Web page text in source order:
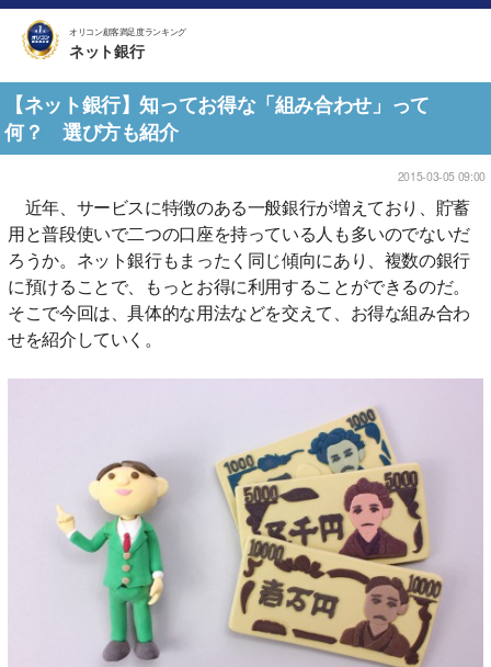
オリコン顧客満足度ランキング
ネット銀行
【ネット銀行】知ってお得な「組み合わせ」って
何？ 選び方も紹介
2015-03-05 09:00
近年、サービスに特徴のある一般銀行が増えており、貯蓄
用と普段使いで二つの口座を持っている人も多いのでないだ
ろうか。ネット銀行もまったく同じ傾向にあり、複数の銀行
に預けることで、もっとお得に利用することができるのだ。
そこで今回は、具体的な用法などを交えて、お得な組み合わ
せを紹介していく。